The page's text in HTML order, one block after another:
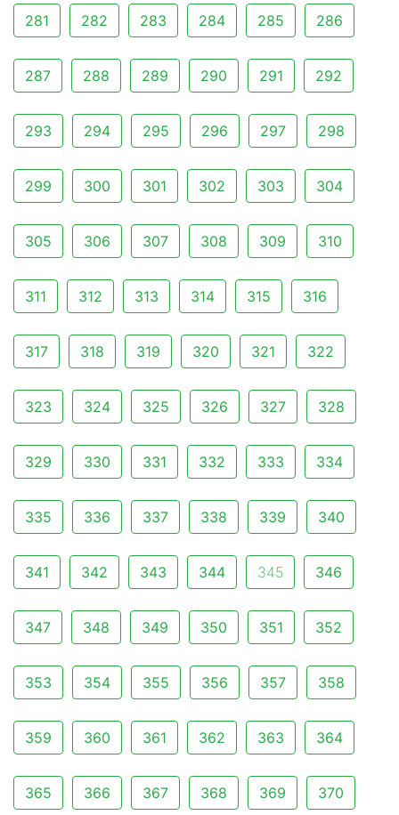
281 282 283 284 285 286
287 288 289 290 291 292
293 294 295 296 297 298
299 300 301 302 303 304
305 306 307 308 309 310
311 312 313 314 315 316
317 318 319 320 321 322
323 324 325 326 327 328
329 330 331 332 333 334
335 336 337 338 339 340
341 342 343 344 345 346
347 348 349 350 351 352
353 354 355 356 357 358
359 360 361 362 363 364
365 366 367 368 369 370